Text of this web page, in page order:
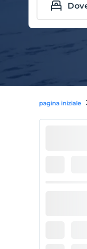
pagina iniziale